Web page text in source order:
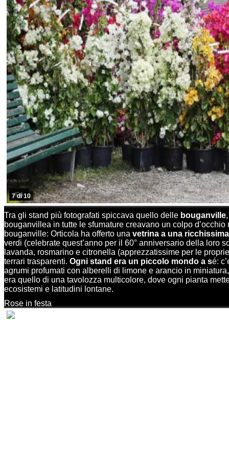
IPA
7 di 10
Tra gli stand più fotografati spiccava quello delle bouganville
bouganvillea in tutte le sfumature creavano un colpo
bouganville: Orticola ha offerto una vetrina a una
verdi (celebrate quest’anno per il 60° anniversario della loro
lavanda, rosmarino e citronella (apprezzatissime per le
terrari trasparenti. Ogni stand era un piccolo mondo a sé:
agrumi profumati con alberelli di limone e arancio in
era quello di una tavolozza multicolore, dove ogni pianta
ecosistemi e latitudini lontane.
Rose in festa